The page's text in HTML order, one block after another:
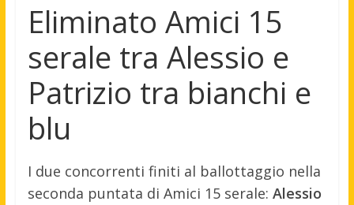
Eliminato Amici 15
serale tra Alessio e
Patrizio tra bianchi e
blu
I due concorrenti finiti al ballottaggio nella
seconda puntata di Amici 15 serale: Alessio